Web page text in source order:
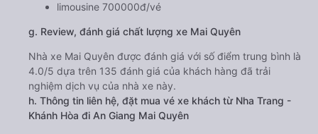
limousine 700000đ/vé
g. Review, đánh giá chất lượng xe Mai Quyên
Nhà xe Mai Quyên được đánh giá với số điểm trung bình là
4.0/5 dựa trên 135 đánh giá của khách hàng đã trải
nghiệm dịch vụ của nhà xe này.
h. Thông tin liên hệ, đặt mua vé xe khách từ Nha Trang -
Khánh Hòa đi An Giang Mai Quyên